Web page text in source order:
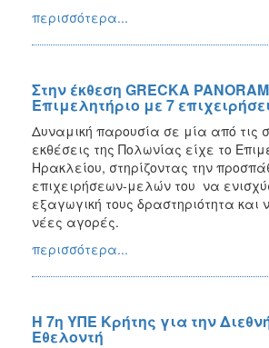
περισσότερα...
Στην έκθεση GRECKA
Επιμελητήριο με 7
Δυναμική παρουσία σε μία από τις
εκθέσεις της Πολωνίας είχε το
Ηρακλείου, στηρίζοντας την
επιχειρήσεων-μελών του να
εξαγωγική τους δραστηριότητα και
νέες αγορές.
περισσότερα...
Η 7η ΥΠΕ Κρήτης για την
Εθελοντή